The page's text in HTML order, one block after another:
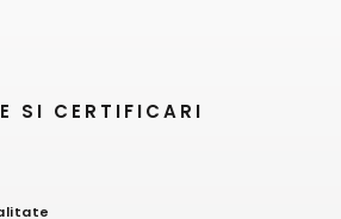
SI CERTIFICARI